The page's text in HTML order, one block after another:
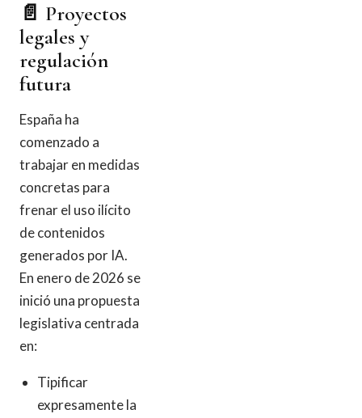
📄 Proyectos
legales y
regulación
futura
España ha
comenzado a
trabajar en medidas
concretas para
frenar el uso ilícito
de contenidos
generados por IA.
En enero de 2026 se
inició una propuesta
legislativa centrada
en:
Tipificar
expresamente la